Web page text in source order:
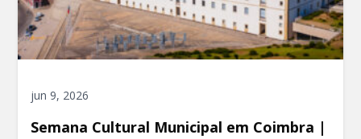
jun 9, 2026
Semana Cultural Municipal em Coimbra |